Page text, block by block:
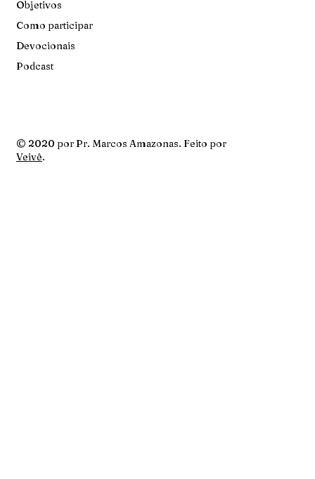
Objetivos
Como participar
Devocionais
Podcast
© 2020 por Pr. Marcos Amazonas. Feito por
Veivê.